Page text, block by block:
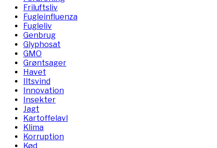
Friluftsliv
Fugleinfluenza
Fugleliv
Genbrug
Glyphosat
GMO
Grøntsager
Havet
Iltsvind
Innovation
Insekter
Jagt
Kartoffelavl
Klima
Korruption
Kød